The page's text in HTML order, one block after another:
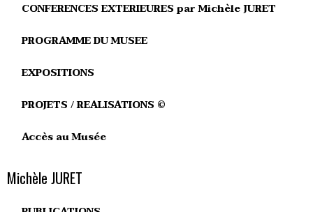
CONFERENCES EXTERIEURES par Michèle JURET
PROGRAMME DU MUSEE
EXPOSITIONS
PROJETS / REALISATIONS ©
Accès au Musée
Michèle JURET